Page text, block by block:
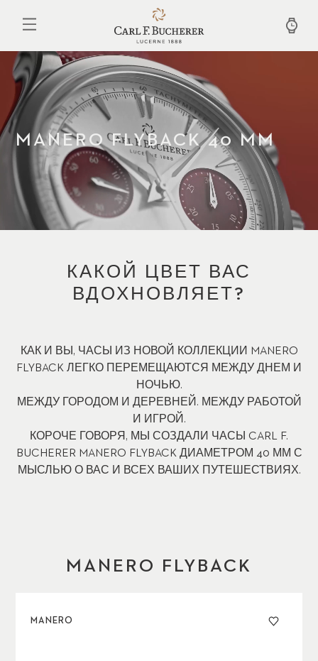
основному
MANERO FLYBACK 40 MM
КАКОЙ ЦВЕТ ВАС
ВДОХНОВЛЯЕТ?
КАК И ВЫ, ЧАСЫ ИЗ НОВОЙ КОЛЛЕКЦИИ MANERO
FLYBACK ЛЕГКО ПЕРЕМЕЩАЮТСЯ МЕЖДУ ДНЕМ И
НОЧЬЮ.
МЕЖДУ ГОРОДОМ И ДЕРЕВНЕЙ. МЕЖДУ РАБОТОЙ
И ИГРОЙ.
КОРОЧЕ ГОВОРЯ, МЫ СОЗДАЛИ ЧАСЫ CARL F.
BUCHERER MANERO FLYBACK ДИАМЕТРОМ 40 ММ С
МЫСЛЬЮ О ВАС И ВСЕХ ВАШИХ ПУТЕШЕСТВИЯХ.
MANERO FLYBACK
MANERO